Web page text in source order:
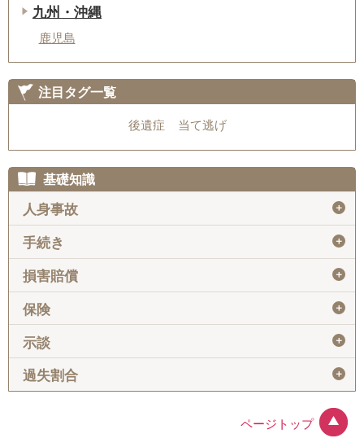
九州・沖縄
鹿児島
注目タグ一覧
後遺症 当て逃げ
基礎知識
人身事故 ＋
手続き ＋
損害賠償 ＋
保険 ＋
示談 ＋
過失割合 ＋
ページトップ